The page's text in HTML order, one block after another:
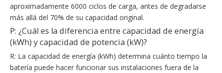
aproximadamente 6000 ciclos de carga, antes de degradarse
más allá del 70% de su capacidad original.
P: ¿Cuál es la diferencia entre capacidad de energía
(kWh) y capacidad de potencia (kW)?
R: La capacidad de energía (kWh) determina cuánto tiempo la
batería puede hacer funcionar sus instalaciones fuera de la